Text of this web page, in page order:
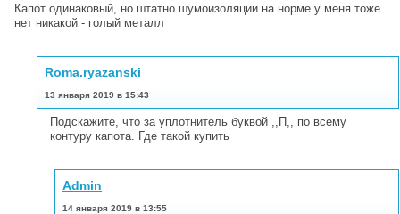
Капот одинаковый, но штатно шумоизоляции на норме у меня тоже
нет никакой - голый металл
Roma.ryazanski
13 января 2019 в 15:43
Подскажите, что за уплотнитель буквой ,,П,, по всему
контуру капота. Где такой купить
Admin
14 января 2019 в 13:55